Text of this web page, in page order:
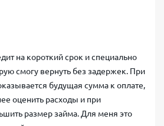
на короткий срок и специально
смогу вернуть без задержек. При
будущая сумма к оплате,
оценить расходы и при
размер займа. Для меня это